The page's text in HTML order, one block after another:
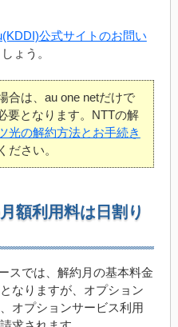
公式サイトのお問い
ょう。
合は、au one netだけで
要となります。NTTの解
光の解約方法とお手続き
ださい。
額利用料は日割り
スでは、解約月の基本料金
なりますが、オプション
オプションサービス利用